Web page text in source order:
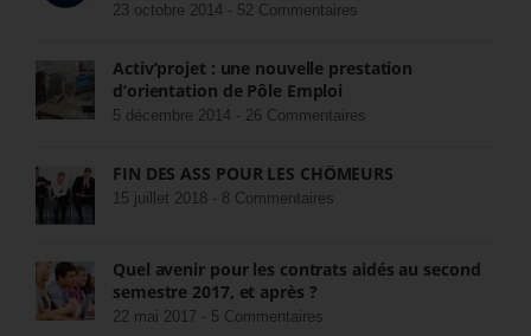
23 octobre 2014 - 52 Commentaires
Activ’projet : une nouvelle prestation
d’orientation de Pôle Emploi
5 décembre 2014 - 26 Commentaires
FIN DES ASS POUR LES CHÔMEURS
15 juillet 2018 - 8 Commentaires
Quel avenir pour les contrats aidés au second
semestre 2017, et après ?
22 mai 2017 - 5 Commentaires